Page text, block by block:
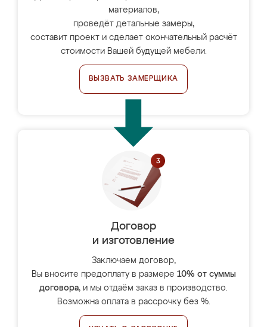
материалов,
проведёт детальные замеры,
составит проект и сделает окончательный расчёт
стоимости Вашей будущей мебели.
ВЫЗВАТЬ ЗАМЕРЩИКА
Договор
и изготовление
Заключаем договор,
Вы вносите предоплату в размере 10% от суммы
договора, и мы отдаём заказ в производство.
Возможна оплата в рассрочку без %.